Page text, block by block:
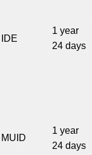
IDE
1 year
24 days
MUID
1 year
24 days